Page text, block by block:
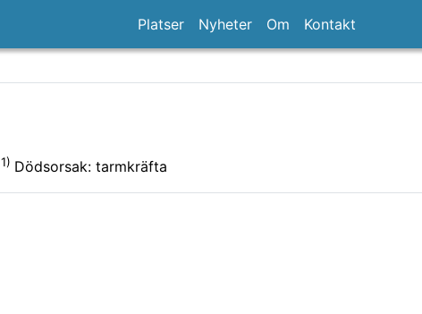
Platser Nyheter Om Kontakt
1) Dödsorsak: tarmkräfta